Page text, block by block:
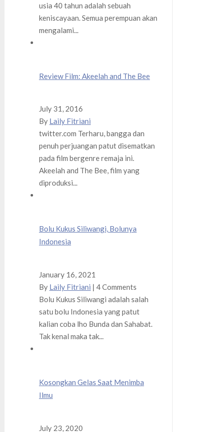
usia 40 tahun adalah sebuah
keniscayaan. Semua perempuan akan
mengalami...
Review Film: Akeelah and The Bee
July 31, 2016
By Laily Fitriani
twitter.com Terharu, bangga dan
penuh perjuangan patut disematkan
pada film bergenre remaja ini.
Akeelah and The Bee, film yang
diproduksi...
Bolu Kukus Siliwangi, Bolunya
Indonesia
January 16, 2021
By Laily Fitriani | 4 Comments
Bolu Kukus Siliwangi adalah salah
satu bolu Indonesia yang patut
kalian coba lho Bunda dan Sahabat.
Tak kenal maka tak...
Kosongkan Gelas Saat Menimba
Ilmu
July 23, 2020